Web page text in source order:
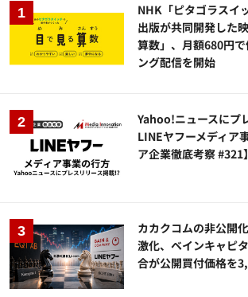
NHK「ピタゴラスイ
出版が共同開発した
算数」、月額680円
ング配信を開始
Yahoo!ニュースにプ
LINEヤフーメディア
ア企業徹底考察 #321】
カカクコムの非公開
激化、ベインキャピ
合が公開買付価格を